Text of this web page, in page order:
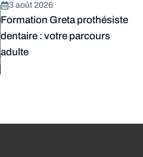
3 août 2026
Formation Greta prothésiste
dentaire : votre parcours
adulte